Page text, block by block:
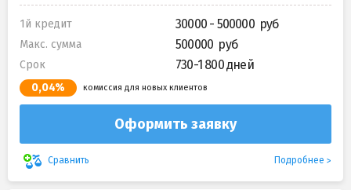
1й кредит 30000 - 500000
Макс. сумма 500000
Срок 730-1 800 дней
0,04% комиссия для новых клиентов
Оформить заявку
Сравнить Подробнее